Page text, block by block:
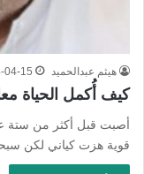
هيثم عبدالحميد 04-15
كيف أُكمل الحياة
أصبت قبل أكثر من ستة
قوية هزت كياني لكن